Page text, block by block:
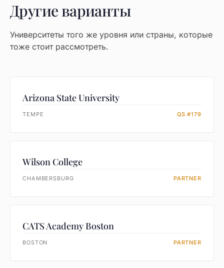
Другие варианты
Университеты того же уровня или страны, которые
тоже стоит рассмотреть.
Arizona State University
TEMPE QS #179
Wilson College
CHAMBERSBURG PARTNER
CATS Academy Boston
BOSTON PARTNER